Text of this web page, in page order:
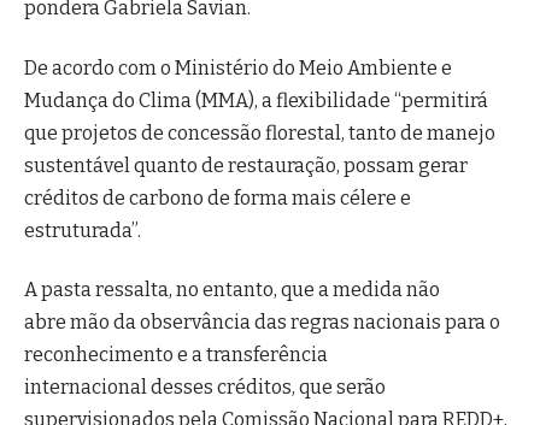
pondera Gabriela Savian.
De acordo com o Ministério do Meio Ambiente e
Mudança do Clima (MMA), a flexibilidade “permitirá
que projetos de concessão florestal, tanto de manejo
sustentável quanto de restauração, possam gerar
créditos de carbono de forma mais célere e
estruturada”.
A pasta ressalta, no entanto, que a medida não
abre mão da observância das regras nacionais para o
reconhecimento e a transferência
internacional desses créditos, que serão
supervisionados pela Comissão Nacional para REDD+,